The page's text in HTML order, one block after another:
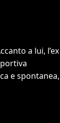
a lui, l’ex
e spontanea,